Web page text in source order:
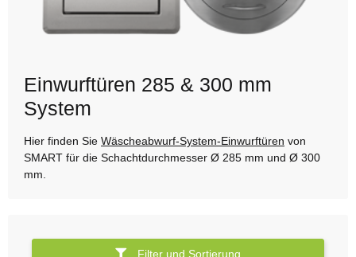
Einwurftüren 285 & 300 mm
System
Hier finden Sie Wäscheabwurf-System-Einwurftüren von
SMART für die Schachtdurchmesser Ø 285 mm und Ø 300
mm.
Filter und Sortierung